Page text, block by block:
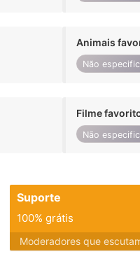
Animais
Não
Filme
Não
Suporte
100% grátis
Moderadores que